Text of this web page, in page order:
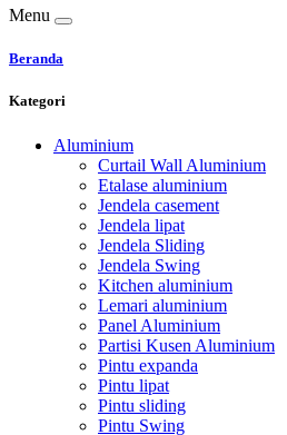
Menu
Beranda
Kategori
Aluminium
Curtail Wall Aluminium
Etalase aluminium
Jendela casement
Jendela lipat
Jendela Sliding
Jendela Swing
Kitchen aluminium
Lemari aluminium
Panel Aluminium
Partisi Kusen Aluminium
Pintu expanda
Pintu lipat
Pintu sliding
Pintu Swing